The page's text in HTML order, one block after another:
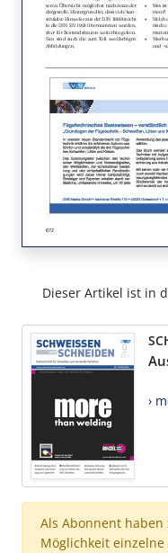
Dieser Artikel ist in
›
Als Abonnent haben
Möglichkeit